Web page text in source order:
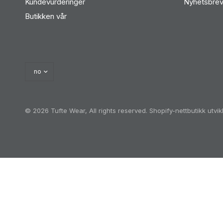
Butikken vår
© 2026 Tufte Wear, All rights reserved. Shopify-nettbutikk